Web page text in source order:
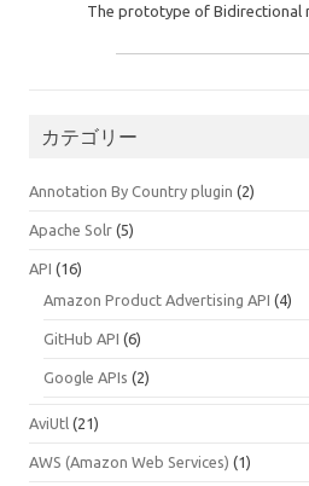
The prototype of Bidirectional
カテゴリー
Annotation By Country plugin (2)
Apache Solr (5)
API (16)
Amazon Product Advertising API (4)
GitHub API (6)
Google APIs (2)
AviUtl (21)
AWS (Amazon Web Services) (1)